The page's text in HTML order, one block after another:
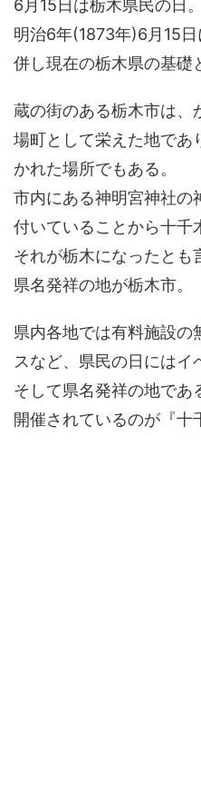
6月15日は栃木県民の日。
明治6年(1873年)6月15
併し現在の栃木県の基礎
蔵の街のある栃木市は、
場町として栄えた地であ
かれた場所でもある。
市内にある神明宮神社の
付いていることから十千
それが栃木になったとも
県名発祥の地が栃木市。
県内各地では有料施設の
スなど、県民の日にはイ
そして県名発祥の地であ
開催されているのが『十